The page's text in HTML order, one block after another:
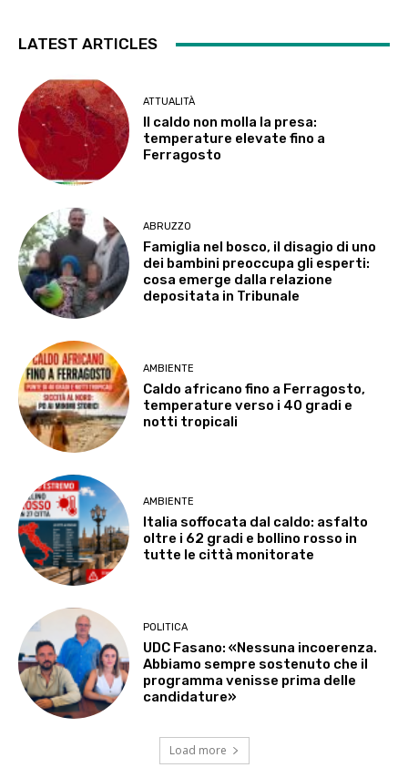
LATEST ARTICLES
ATTUALITÀ
Il caldo non molla la presa:
temperature elevate fino a
Ferragosto
ABRUZZO
Famiglia nel bosco, il disagio di uno
dei bambini preoccupa gli esperti:
cosa emerge dalla relazione
depositata in Tribunale
AMBIENTE
Caldo africano fino a Ferragosto,
temperature verso i 40 gradi e
notti tropicali
AMBIENTE
Italia soffocata dal caldo: asfalto
oltre i 62 gradi e bollino rosso in
tutte le città monitorate
POLITICA
UDC Fasano: «Nessuna incoerenza.
Abbiamo sempre sostenuto che il
programma venisse prima delle
candidature»
Load more